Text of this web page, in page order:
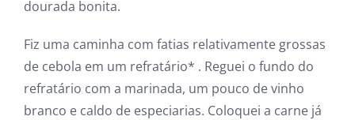
dourada bonita.
Fiz uma caminha com fatias relativamente grossas
de cebola em um refratário* . Reguei o fundo do
refratário com a marinada, um pouco de vinho
branco e caldo de especiarias. Coloquei a carne já